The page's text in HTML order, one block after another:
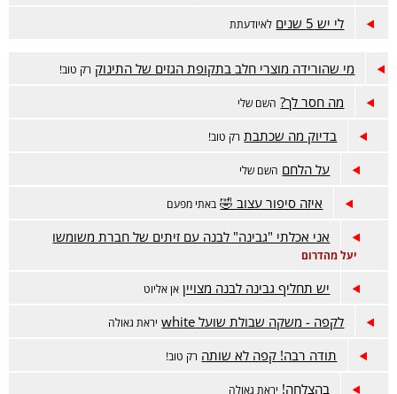
לי יש 5 שנים לאיודעתת
מי שהורידה מוצרי חלב בתקופת הגזים של התינוק רק טוב!
מה חסר לך? השם שלי
בדיוק מה שכתבת רק טוב!
על הלחם השם שלי
איזה סיפור עצוב 🤣 באתי מפעם
אני אכלתי "גבינה" לבנה עם זיתים של חברת משומשו
יעל מהדרום
יש תחליף גבינה לבנה מצויין אן אליוט
לקפה - משקה שבולת שועל white יראת גאולה
תודה רבה! קפה לא שותה רק טוב!
בהצלחה! יראת גאולה